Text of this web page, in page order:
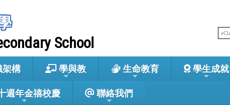
School
架構 學與教 生命教育 學生成就
週年金禧校慶 聯絡我們